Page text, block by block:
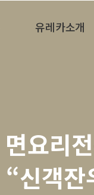
유레카소개
요리
신객